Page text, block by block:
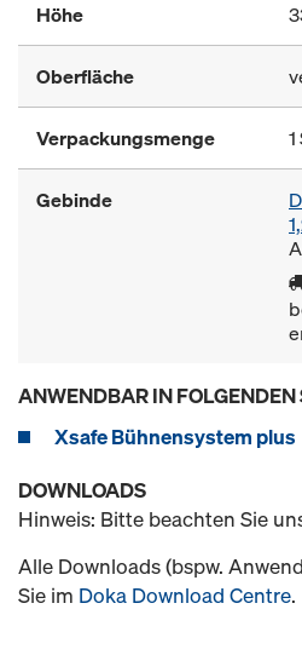
Höhe
Oberfläche
Verpackungsmenge
Gebinde
ANWENDBAR IN FOLGENDEN
Xsafe Bühnensystem plus
DOWNLOADS
Hinweis: Bitte beachten Sie
Alle Downloads (bspw.
Sie im Doka Download Centre.